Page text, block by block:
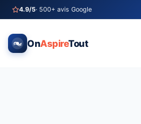
4.9/5· 500+ avis Google
OnAspireTout